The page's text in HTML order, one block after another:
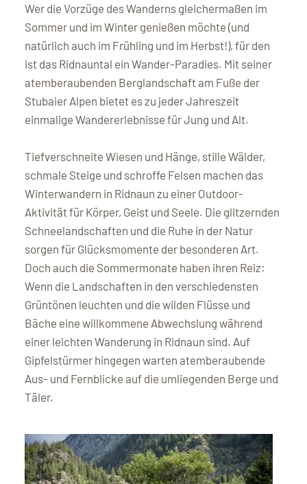
Wer die Vorzüge des Wanderns gleichermaßen im
Sommer und im Winter genießen möchte (und
natürlich auch im Frühling und im Herbst!), für den
ist das Ridnauntal ein Wander-Paradies. Mit seiner
atemberaubenden Berglandschaft am Fuße der
Stubaier Alpen bietet es zu jeder Jahreszeit
einmalige Wandererlebnisse für Jung und Alt.
Tiefverschneite Wiesen und Hänge, stille Wälder,
schmale Steige und schroffe Felsen machen das
Winterwandern in Ridnaun zu einer Outdoor-
Aktivität für Körper, Geist und Seele. Die glitzernden
Schneelandschaften und die Ruhe in der Natur
sorgen für Glücksmomente der besonderen Art.
Doch auch die Sommermonate haben ihren Reiz:
Wenn die Landschaften in den verschiedensten
Grüntönen leuchten und die wilden Flüsse und
Bäche eine willkommene Abwechslung während
einer leichten Wanderung in Ridnaun sind. Auf
Gipfelstürmer hingegen warten atemberaubende
Aus- und Fernblicke auf die umliegenden Berge und
Täler.